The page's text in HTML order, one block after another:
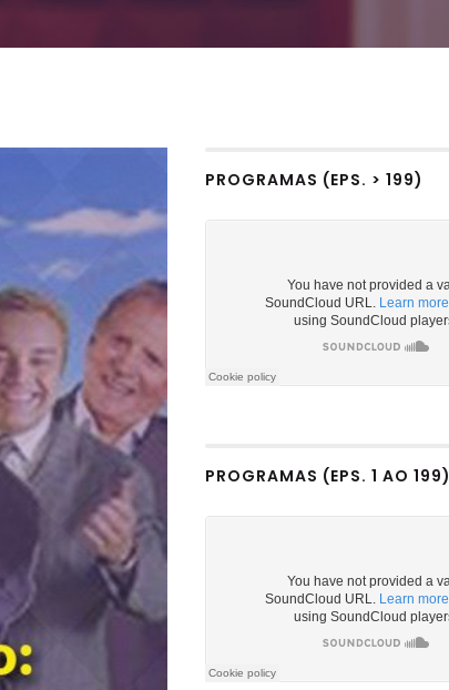
PROGRAMAS (EPS. > 199)
PROGRAMAS (EPS. 1 AO 199)